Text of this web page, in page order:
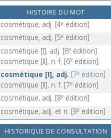
cosmogonie, n. f.
cosmogonique, adj.
cosmographe, n.
cosmographique, adj.
HISTOIRE DU MOT
cosmétique, adj. [4e édition]
cosmétique, adj. [5e édition]
cosmétique [I], adj. [6e édition]
cosmétique [II], n. f. [6e édition]
cosmétique [I], adj. [7e édition]
cosmétique [II], n. f. [7e édition]
cosmétique, adj. [8e édition]
cosmétique, adj. et n. [9e édition]
HISTORIQUE DE CONSULTATION